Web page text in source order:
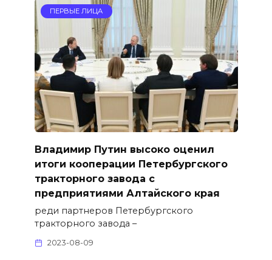
ПЕРВЫЕ ЛИЦА
Владимир Путин высоко оценил
итоги кооперации Петербургского
тракторного завода с
предприятиями Алтайского края
реди партнеров Петербургского
тракторного завода –
2023-08-09